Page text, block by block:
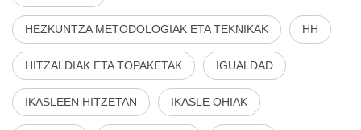
HEZKUNTZA METODOLOGIAK ETA TEKNIKAK HH
HITZALDIAK ETA TOPAKETAK IGUALDAD
IKASLEEN HITZETAN IKASLE OHIAK